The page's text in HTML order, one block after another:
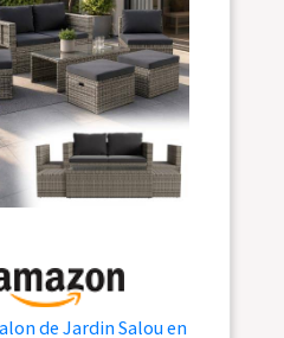
: salon de jardin au design
tressage en polyrotin tendance ;
& élégant ; très estéhtique
extérieur
Entretien facile :
matériau facile d'entretien ; le
nettoie d'un simple coup de
; plateau en verre facile à
lavables en tissu polyester
robuste
de Jardin Salou en